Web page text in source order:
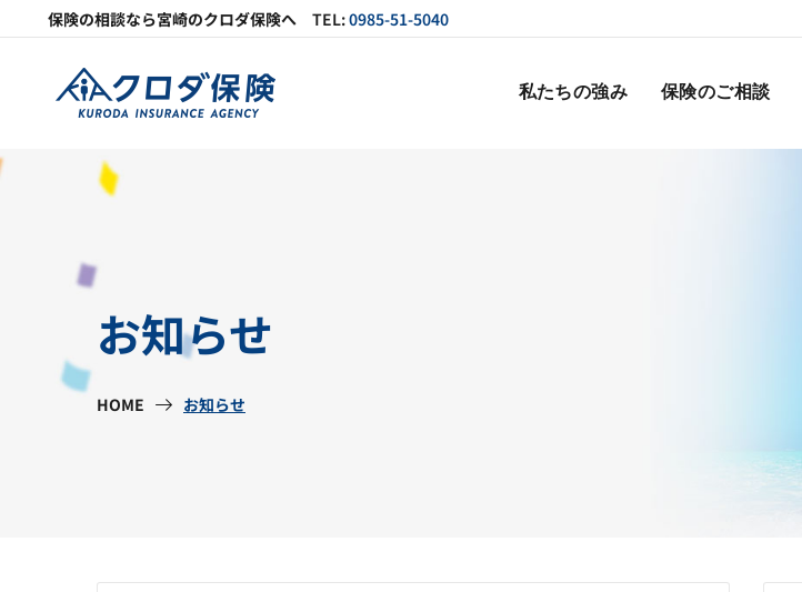
保険の相談なら宮崎のクロダ保険へ TEL:0985-51-5040
私たちの強み 保険のご相談
お知らせ
HOME お知らせ